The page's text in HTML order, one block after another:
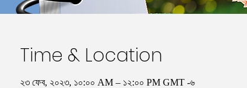
Time & Location
২৩ ফেব, ২০২৩, ১০:০০ AM – ১২:০০ PM GMT -৬